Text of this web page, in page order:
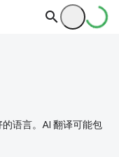
语言。AI 翻译可能包